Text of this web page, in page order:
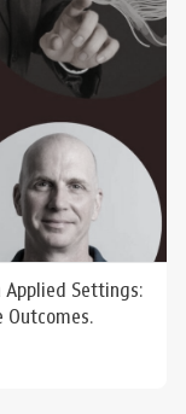
Settings: